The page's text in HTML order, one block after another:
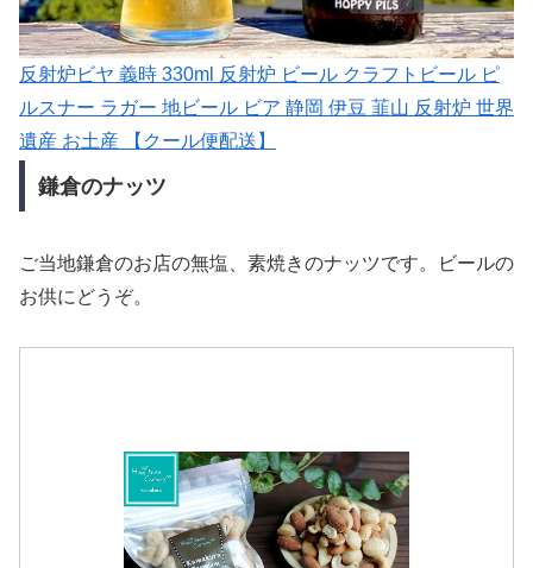
反射炉ビヤ 義時 330ml 反射炉 ビール クラフトビール ピ
ルスナー ラガー 地ビール ビア 静岡 伊豆 韮山 反射炉 世界
遺産 お土産 【クール便配送】
鎌倉のナッツ
ご当地鎌倉のお店の無塩、素焼きのナッツです。ビールの
お供にどうぞ。